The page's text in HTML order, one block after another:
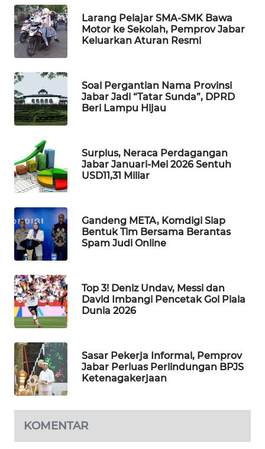
Larang Pelajar SMA-SMK Bawa
Motor ke Sekolah, Pemprov Jabar
Keluarkan Aturan Resmi
Soal Pergantian Nama Provinsi
Jabar Jadi “Tatar Sunda”, DPRD
Beri Lampu Hijau
Surplus, Neraca Perdagangan
Jabar Januari-Mei 2026 Sentuh
USD11,31 Miliar
Gandeng META, Komdigi Siap
Bentuk Tim Bersama Berantas
Spam Judi Online
Top 3! Deniz Undav, Messi dan
David Imbangi Pencetak Gol Piala
Dunia 2026
Sasar Pekerja Informal, Pemprov
Jabar Perluas Perlindungan BPJS
Ketenagakerjaan
KOMENTAR
FORJASIDA
TAMBANG
SITUNGIR
NEWS
SIDIKALANG
NEWS
SIBARAGAS
NEWS
METRO
SIANTAR
NEWS
METRO
MEDAN
NEWS
JAKARTA
NEWS
KRT